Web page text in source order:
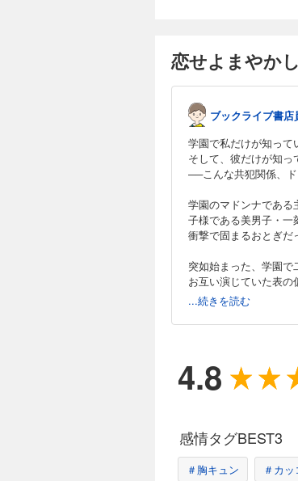
恋せよまやか
ブックライブ書店
学園で私だけが知って
そして、彼だけが知っ
──こんな共犯関係、
学園のマドンナである
子様である美男子・一
衝撃で固まるおとぎ
突如始まった、学園で
お互い演じていた表の
優等生二人の初恋を描
何といっても、恋の
...続きを読む
4.8
感情タグBEST3
＃胸キュン ＃カ